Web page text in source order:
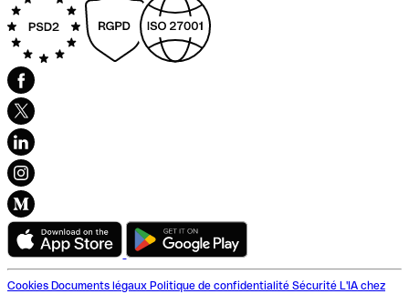
Cookies Documents légaux Politique de confidentialité Sécurité L'IA chez